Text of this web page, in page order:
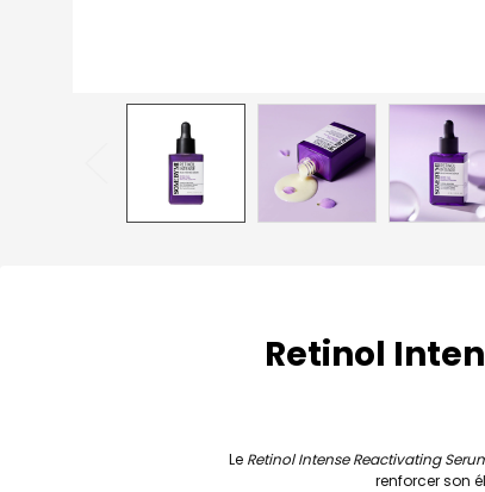
Retinol
Le Retinol Intense Reactivating
renforcer son